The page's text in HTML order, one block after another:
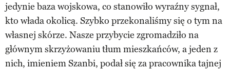
jedynie baza wojskowa, co stanowiło wyraźny sygnał,
kto włada okolicą. Szybko przekonaliśmy się o tym na
własnej skórze. Nasze przybycie zgromadziło na
głównym skrzyżowaniu tłum mieszkańców, a jeden z
nich, imieniem Szanbi, podał się za pracownika tajnej